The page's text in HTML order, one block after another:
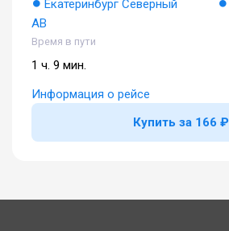
Екатеринбург Северный
АВ
Время в пути
1 ч. 9 мин.
Информация о рейсе
Купить за 166 ₽